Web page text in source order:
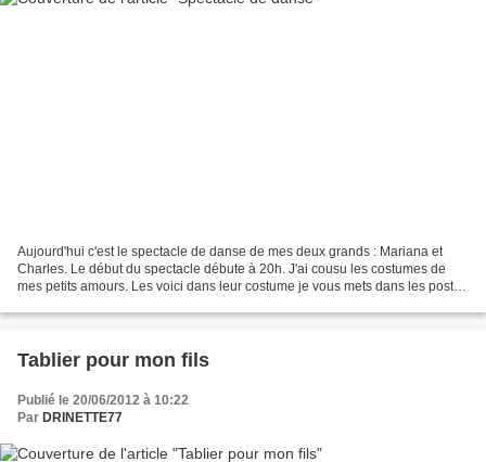
Aujourd'hui c'est le spectacle de danse de mes deux grands : Mariana et
Charles. Le début du spectacle débute à 20h. J'ai cousu les costumes de
mes petits amours. Les voici dans leur costume je vous mets dans les posts
Tablier pour mon fils
Publié le 20/06/2012 à 10:22
Par DRINETTE77